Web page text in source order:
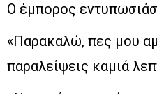
Ο έμπορος
«Παρακαλώ, πες μου
παραλείψεις καμιά